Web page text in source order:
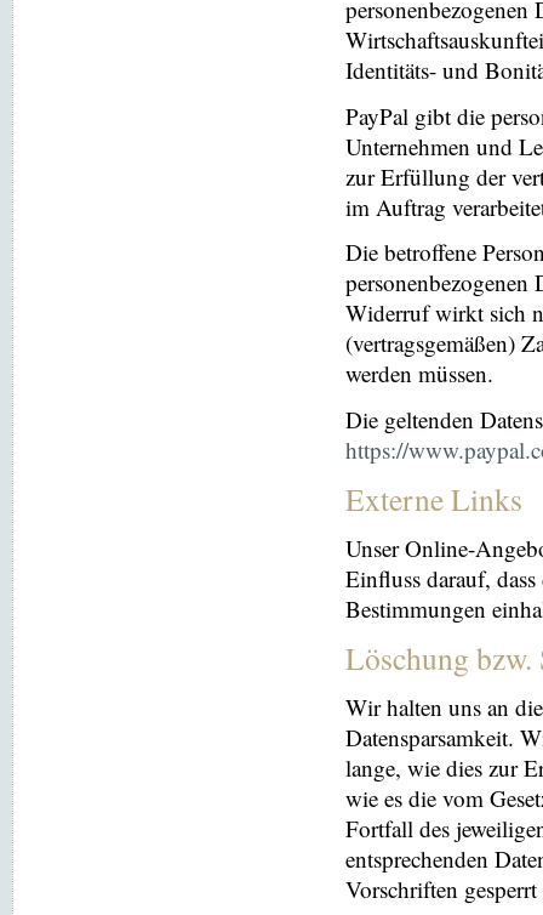
personenbezogenen
Identitäts- und
PayPal gibt die
Unternehmen und
zur Erfüllung der
im Auftrag
Die betroffene
personenbezogenen
Widerruf wirkt sich
(vertragsgemäßen)
werden müssen.
Die geltenden
https://
Externe Links
Unser Online-
Einfluss darauf,
Bestimmungen
Löschung
Wir halten uns an
Datensparsamkeit.
lange, wie dies zur
wie es die vom
Fortfall des
entsprechenden
Vorschriften